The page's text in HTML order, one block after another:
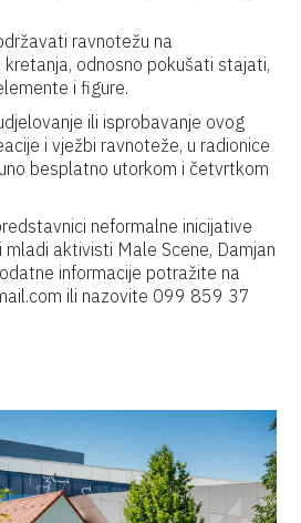
ravnotežu na
odnosno pokušati stajati,
i figure.
ili isprobavanje ovog
i vježbi ravnoteže, u radionice
besplatno utorkom i četvrtkom
neformalne inicijative
mladi aktivisti Male Scene, Damjan
informacije potražite na
ili nazovite 099 859 37